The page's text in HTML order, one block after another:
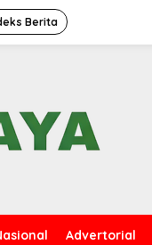
Berita
Advertorial